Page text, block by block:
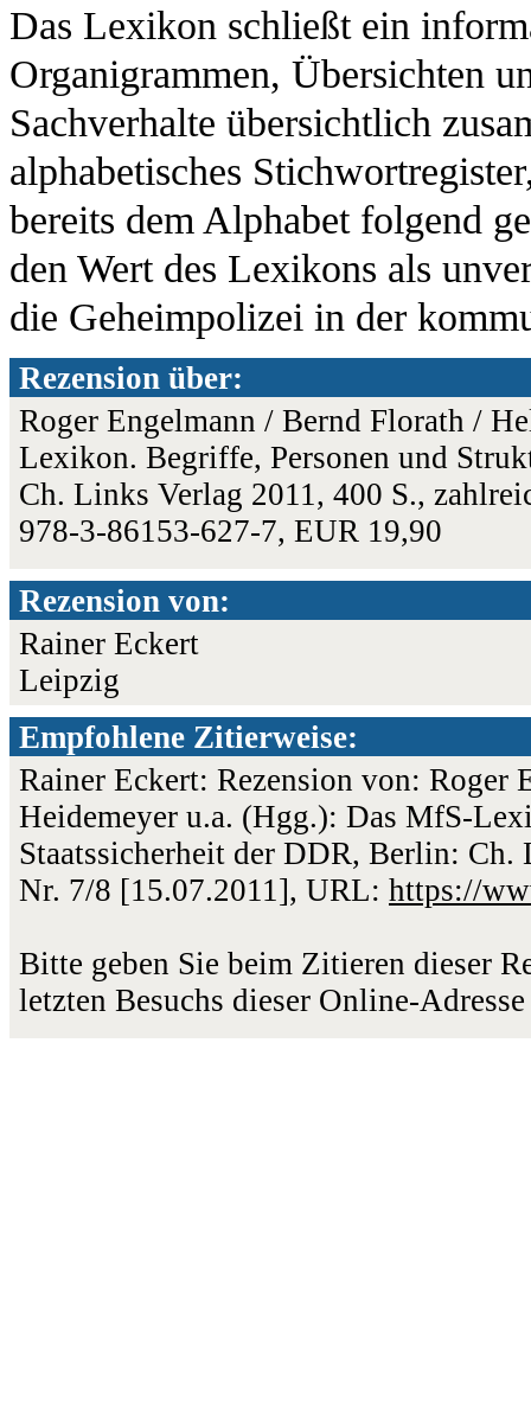
Das Lexikon schließt ein
Organigrammen, Übersichten
Sachverhalte übersichtlich
alphabetisches
bereits dem Alphabet folgend
den Wert des Lexikons als
die Geheimpolizei in der
Rezension über:
Roger Engelmann / Bernd Florath /
Lexikon. Begriffe, Personen und
Ch. Links Verlag 2011, 400 S.,
978-3-86153-627-7, EUR 19,90
Rezension von:
Rainer Eckert
Leipzig
Empfohlene Zitierweise:
Rainer Eckert: Rezension von: Roger
Heidemeyer u.a. (Hgg.): Das MfS-
Staatssicherheit der DDR, Berlin:
Nr. 7/8 [15.07.2011], URL: https://
Bitte geben Sie beim Zitieren dieser
letzten Besuchs dieser Online-Adresse